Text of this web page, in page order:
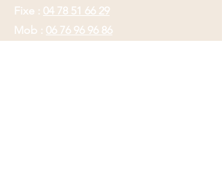
Fixe : 04 78 51 66 29
Mob : 06 76 96 96 86